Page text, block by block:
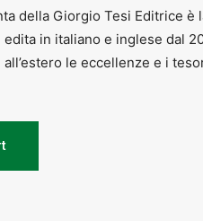
della Giorgio Tesi Editrice è
edita in italiano e inglese dal
le eccellenze e i